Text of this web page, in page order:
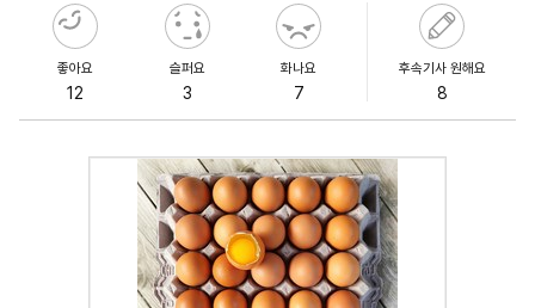
좋아요
12
슬퍼요
3
화나요
7
후속기사 원해요
8